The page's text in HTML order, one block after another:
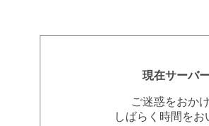
現在サーバ
ご迷惑をおか
しばらく時間を